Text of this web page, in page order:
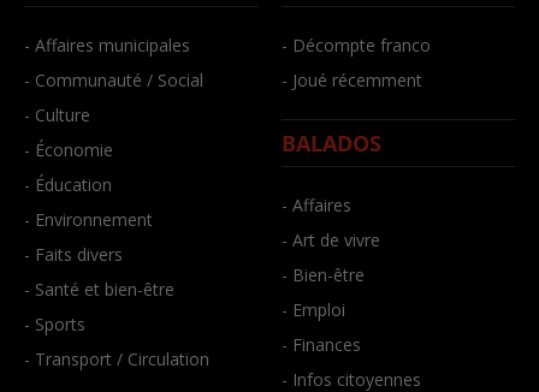
- Affaires municipales
- Communauté / Social
- Culture
- Économie
- Éducation
- Environnement
- Faits divers
- Santé et bien-être
- Sports
- Transport / Circulation
- Décompte franco
- Joué récemment
BALADOS
- Affaires
- Art de vivre
- Bien-être
- Emploi
- Finances
- Infos citoyennes